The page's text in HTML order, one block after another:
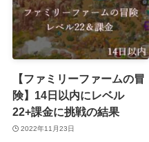
【ファミリーファームの冒
険】14日以内にレベル
22+課金に挑戦の結果
2022年11月23日